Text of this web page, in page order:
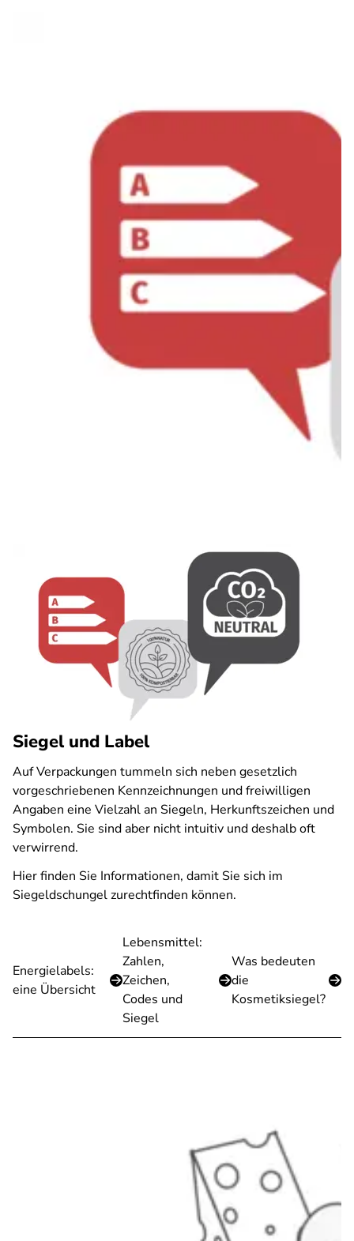
Siegel und Label
Auf Verpackungen tummeln sich neben gesetzlich
vorgeschriebenen Kennzeichnungen und freiwilligen
Angaben eine Vielzahl an Siegeln, Herkunftszeichen und
Symbolen. Sie sind aber nicht intuitiv und deshalb oft
verwirrend.
Hier finden Sie Informationen, damit Sie sich im
Siegeldschungel zurechtfinden können.
Energielabels:
eine Übersicht
Lebensmittel:
Zahlen,
Zeichen,
Codes und
Siegel
Was bedeuten
die
Kosmetiksiegel?